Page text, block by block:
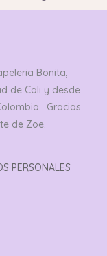
Bonita,
de Cali y desde
Gracias
de Zoe.
PERSONALES